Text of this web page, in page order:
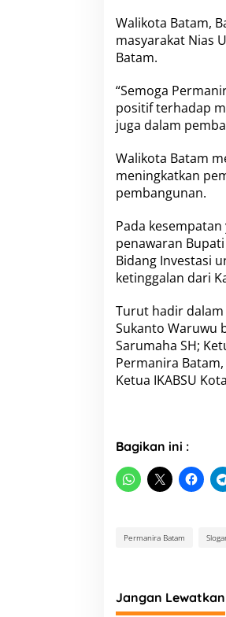
Walikota Batam,
masyarakat Nias
Batam.
“Semoga
positif terhadap
juga dalam
Walikota Batam
meningkatkan
pembangunan.
Pada
penawaran
Bidang Investasi
ketinggalan dari
Turut hadir dalam
Sukanto Waruwu
Sarumaha SH;
Permanira
Ketua IKABSU
Bagikan ini :
Permanira Batam
Jangan Lewatkan